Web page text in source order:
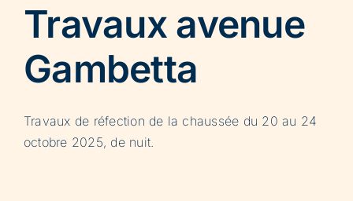
Travaux avenue
Gambetta
Travaux de réfection de la chaussée du 20 au 24
octobre 2025, de nuit.